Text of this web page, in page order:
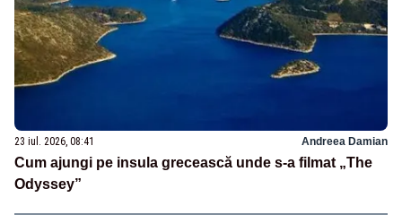
23 iul. 2026, 08:41 Andreea Damian
Cum ajungi pe insula grecească unde s-a filmat „The
Odyssey”